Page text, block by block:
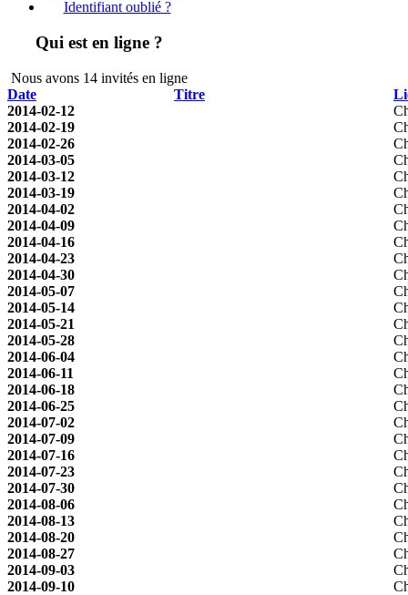
Identifiant oublié ?
Qui est en ligne ?
Nous avons 14 invités en ligne
Date
Titre
2014-02-12
2014-02-19
2014-02-26
2014-03-05
2014-03-12
2014-03-19
2014-04-02
2014-04-09
2014-04-16
2014-04-23
2014-04-30
2014-05-07
2014-05-14
2014-05-21
2014-05-28
2014-06-04
2014-06-11
2014-06-18
2014-06-25
2014-07-02
2014-07-09
2014-07-16
2014-07-23
2014-07-30
2014-08-06
2014-08-13
2014-08-20
2014-08-27
2014-09-03
2014-09-10